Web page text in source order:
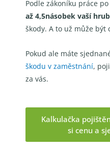
Podle zákoníku práce
až 4,5násobek vaší
škody. A to už může být
Pokud ale máte
škodu v zaměstnání,
za vás.
Kalkulačka
si cenu a